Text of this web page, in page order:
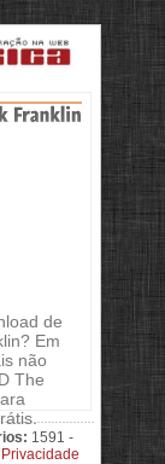
de
Em
não
The
1591 -